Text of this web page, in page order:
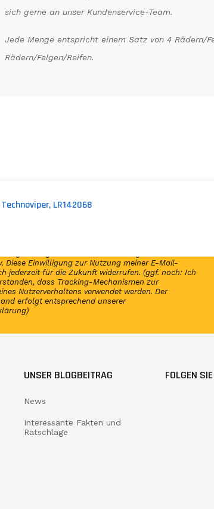
sich gerne an unser Kundenservice-Team.
Jede Menge entspricht einem Satz von 4 Rädern/
Rädern/Felgen/Reifen.
LR142068
Diese Einwilligung zur Nutzung meiner E-Mail-
jederzeit für die Zukunft widerrufen. (ggf. noch: Ich
dass Tracking-Mechanismen zur
Nutzerverhaltens verwendet werden. Der
erfolgt entsprechend unserer
UNSER BLOGBEITRAG
News
Interessante Fakten und
Ratschläge
FOLGEN